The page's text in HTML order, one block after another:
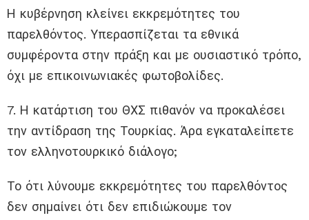
Η κυβέρνηση κλείνει εκκρεμότητες του
παρελθόντος. Υπερασπίζεται τα εθνικά
συμφέροντα στην πράξη και με ουσιαστικό τρόπο,
όχι με επικοινωνιακές φωτοβολίδες.
7. Η κατάρτιση του ΘΧΣ πιθανόν να προκαλέσει
την αντίδραση της Τουρκίας. Άρα εγκαταλείπετε
τον ελληνοτουρκικό διάλογο;
Το ότι λύνουμε εκκρεμότητες του παρελθόντος
δεν σημαίνει ότι δεν επιδιώκουμε τον